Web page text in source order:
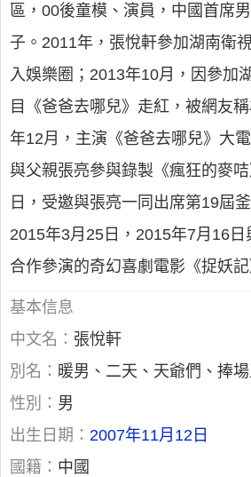
區，00後童模、演員，中國首席
子。2011年，張悅軒參加湖南衛
入娛樂圈；2013年10月，因參加
目《爸爸去哪兒》走紅，被網友
年12月，主演《爸爸去哪兒》大
與父親張亮參與錄製《瘋狂的麥
日，受邀與張亮一同出席第19屆
2015年3月25日，2015年7月16
合作參演的奇幻喜劇電影《捉妖記
基本信息
中文名： 張悅軒
別名： 暖男、二天、天爺們、捧
性別： 男
出生日期： 2007年11月12日
國籍： 中國